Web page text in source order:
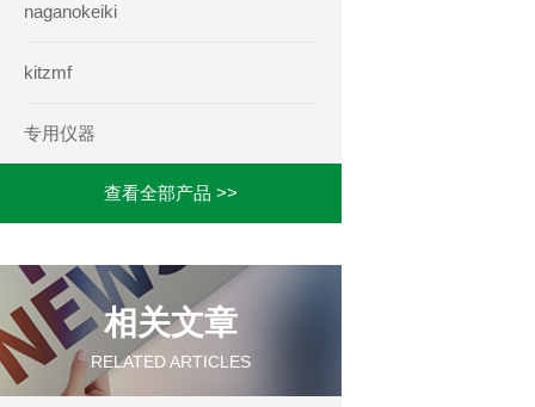
naganokeiki
kitzmf
专用仪器
查看全部产品 >>
相关文章
RELATED ARTICLES